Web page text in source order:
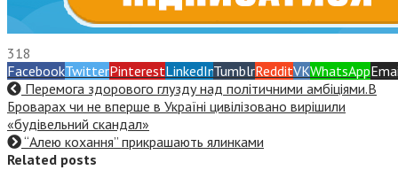
318
FacebookTwitterPinterestLinkedInTumblrRedditVKWhatsApp
Перемога здорового глузду над політичними амбіціями.В
Броварах чи не вперше в Україні цивілізовано вирішили
«будівельний скандал»
“Алею кохання” прикрашають ялинками
Related posts